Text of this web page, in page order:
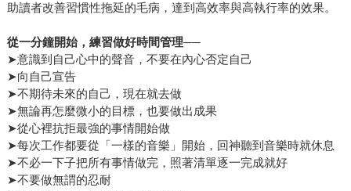
助讀者改善習慣性拖延的毛病，達到高效率與高執行率的效果。
從一分鐘開始，練習做好時間管理──
➤意識到自己心中的聲音，不要在內心否定自己
➤向自己宣告
➤不期待未來的自己，現在就去做
➤無論再怎麼微小的目標，也要做出成果
➤從心裡抗拒最強的事情開始做
➤每次工作都要從「一樣的音樂」開始，回神聽到音樂時就休息
➤不必一下子把所有事情做完，照著清單逐一完成就好
➤不要做無謂的忍耐